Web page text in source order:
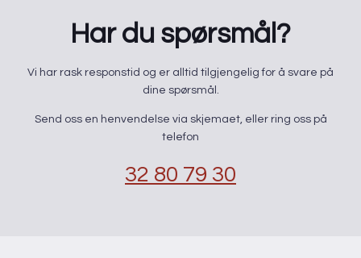
Har du spørsmål?
​Vi har rask responstid og er alltid ​tilgjengelig for å svare på
dine spørsmål.
Send oss en henvendelse via skjemaet, eller ring oss på
telefon
32 80 79 30